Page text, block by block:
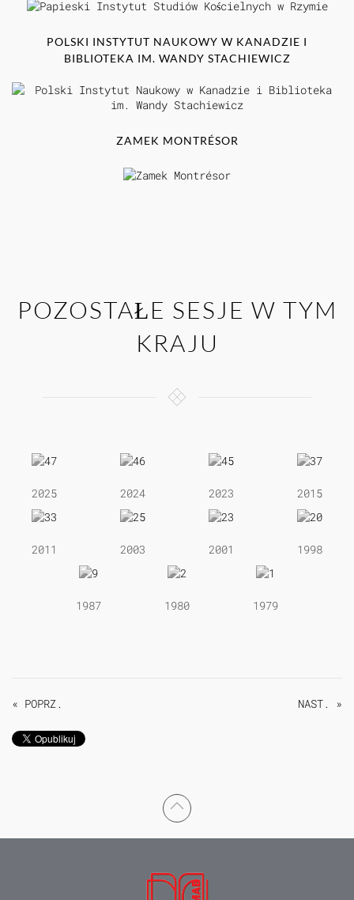
POLSKI INSTYTUT NAUKOWY W KANADZIE I
BIBLIOTEKA IM. WANDY STACHIEWICZ
ZAMEK MONTRÉSOR
POZOSTAŁE SESJE W TYM
KRAJU
2025 2024 2023 2015
2011 2003 2001 1998
1987 1980 1979
« POPRZ. NAST. »